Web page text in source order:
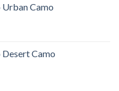
Urban Camo
KM.
Desert Camo